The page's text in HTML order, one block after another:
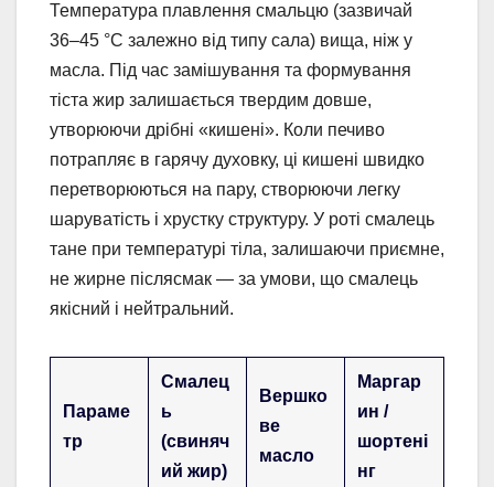
Температура плавлення смальцю (зазвичай
36–45 °C залежно від типу сала) вища, ніж у
масла. Під час замішування та формування
тіста жир залишається твердим довше,
утворюючи дрібні «кишені». Коли печиво
потрапляє в гарячу духовку, ці кишені швидко
перетворюються на пару, створюючи легку
шаруватість і хрустку структуру. У роті смалець
тане при температурі тіла, залишаючи приємне,
не жирне післясмак — за умови, що смалець
якісний і нейтральний.
Параме
тр
Смалец
ь
(свиняч
ий жир)
Вершко
ве
масло
Маргар
ин /
шортені
нг